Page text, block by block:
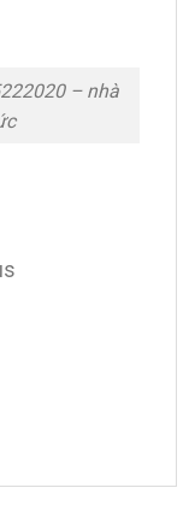
– nhà